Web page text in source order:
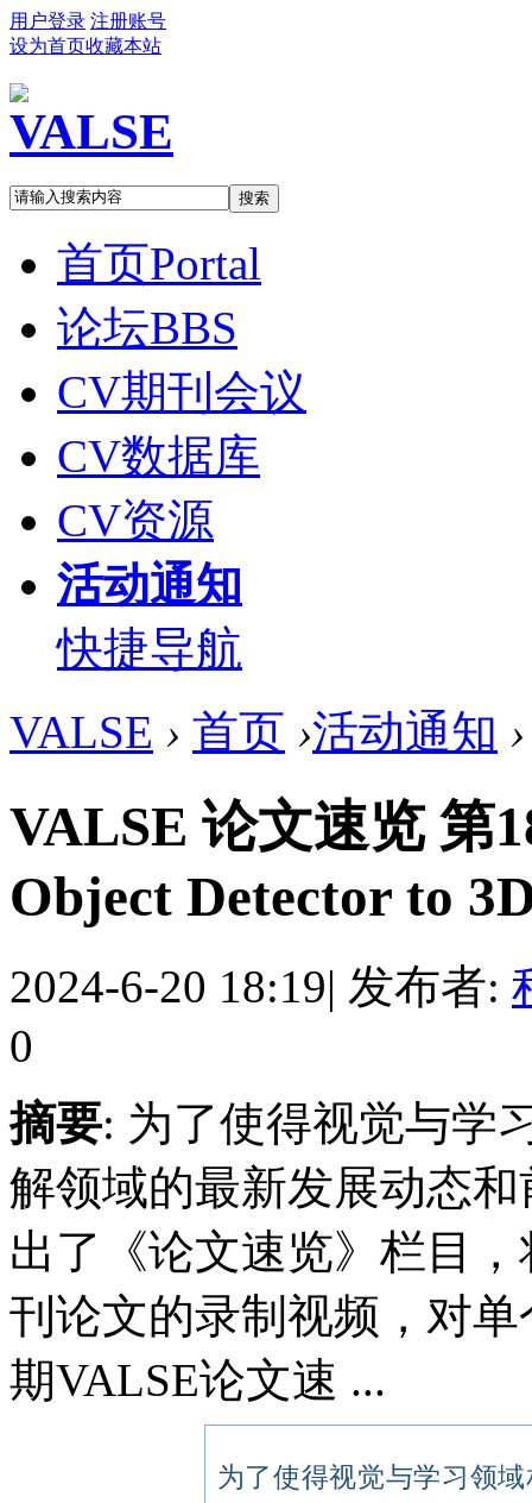
用户登录 注册账号
设为首页收藏本站
搜索
首页Portal
论坛BBS
CV期刊会议
CV数据库
CV资源
活动通知
快捷导航
VALSE › 首页 ›活动通知 ›
VALSE 论文速览 第
Object Detector to
2024-6-20 18:19| 发布者:
0
摘要: 为了使得视觉与学
解领域的最新发展动态
出了《论文速览》栏目
刊论文的录制视频，对
期VALSE论文速 ...
为了使得视觉与学习领